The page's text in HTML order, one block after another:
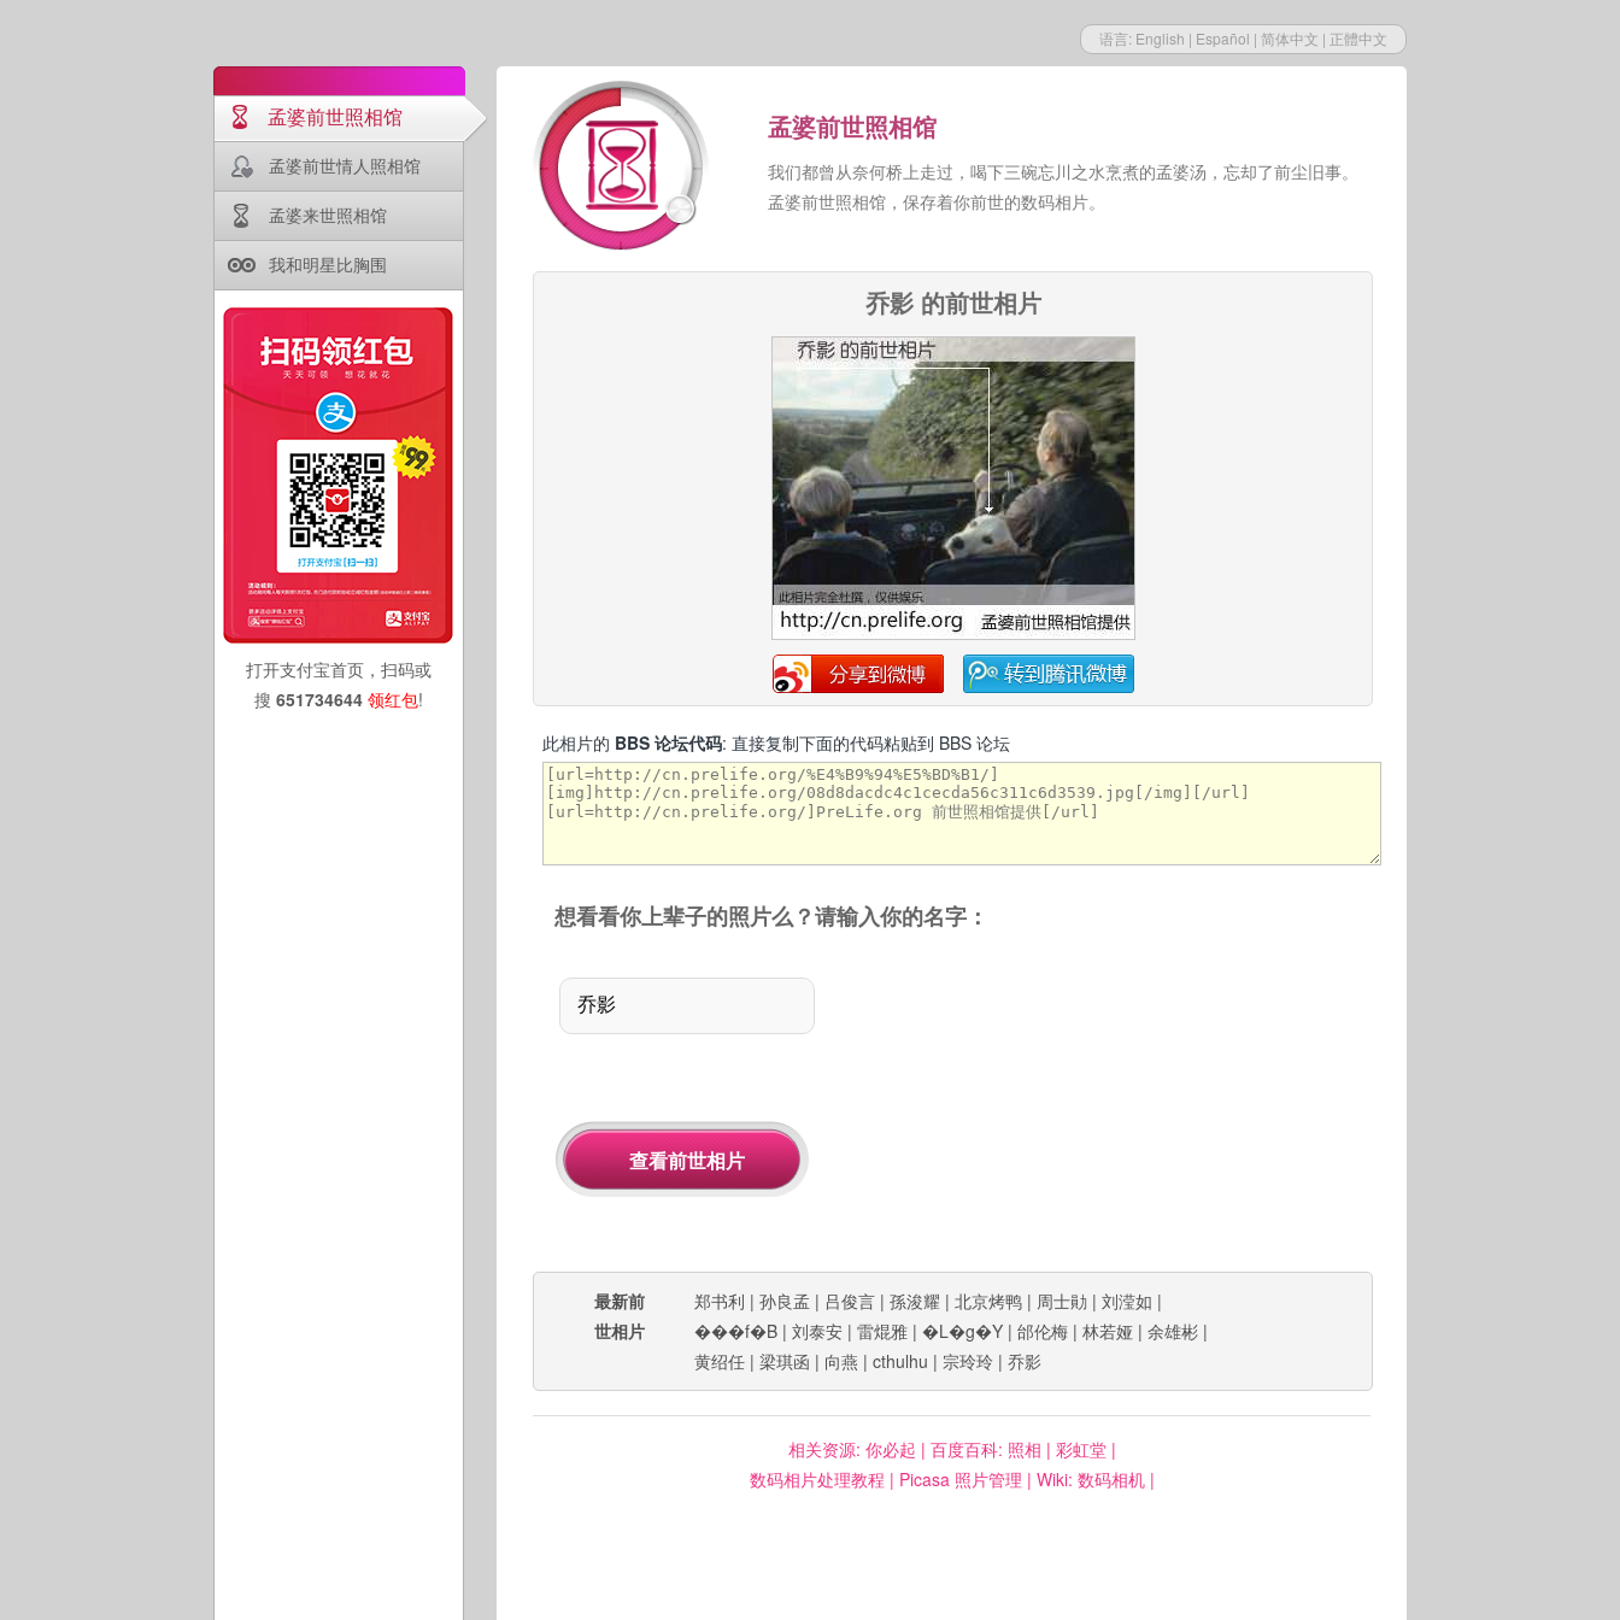
语言: English | Español | 简体中文 | 正體中文
孟婆前世照相馆
孟婆前世情人照相馆
孟婆来世照相馆
我和明星比胸围
打开支付宝首页，扫码或
搜 651734644 领红包!
孟婆前世照相馆
我们都曾从奈何桥上走过，喝下三碗忘川之水烹煮的孟婆汤，忘却了前尘旧事。
孟婆前世照相馆，保存着你前世的数码相片。
乔影 的前世相片
此相片的 BBS 论坛代码: 直接复制下面的代码粘贴到 BBS 论坛
想看看你上辈子的照片么？请输入你的名字：
最新前
世相片
郑书利 | 孙良孟 | 吕俊言 | 孫浚耀 | 北京烤鸭 | 周士勛 | 刘滢如 |
���f�B | 刘泰安 | 雷焜雅 | �L�g�Y | 邰伦梅 | 林若娅 | 余雄彬 |
黄绍任 | 梁琪函 | 向燕 | cthulhu | 宗玲玲 | 乔影
相关资源: 你必起 | 百度百科: 照相 | 彩虹堂|
数码相片处理教程 | Picasa 照片管理 | Wiki: 数码相机|